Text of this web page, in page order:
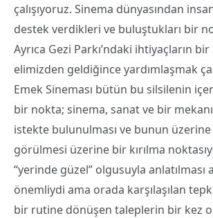
çalışıyoruz. Sinema dünyasından
destek verdikleri ve buluştukları bir
Ayrıca Gezi Parkı’ndaki ihtiyaçların
elimizden geldiğince yardımlaşmak
Emek Sineması bütün bu silsilenin
bir nokta; sinema, sanat ve bir
istekte bulunulması ve bunun
görülmesi üzerine bir kırılma
“yerinde güzel” olgusuyla anlatılması
önemliydi ama orada karşılaşılan
bir rutine dönüşen taleplerin bir kez